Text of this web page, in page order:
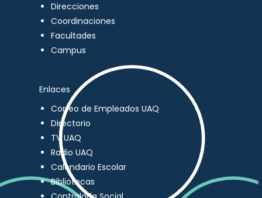
Direcciones
Coordinaciones
Facultades
Campus
Enlaces
Correo de Empleados UAQ
Directorio
TV UAQ
Radio UAQ
Calendario Escolar
Bibliotecas